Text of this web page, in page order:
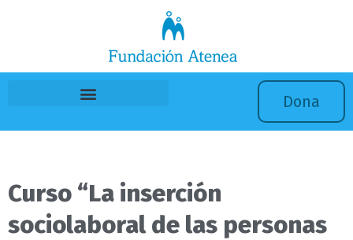
Dona
Curso “La inserción
sociolaboral de las personas